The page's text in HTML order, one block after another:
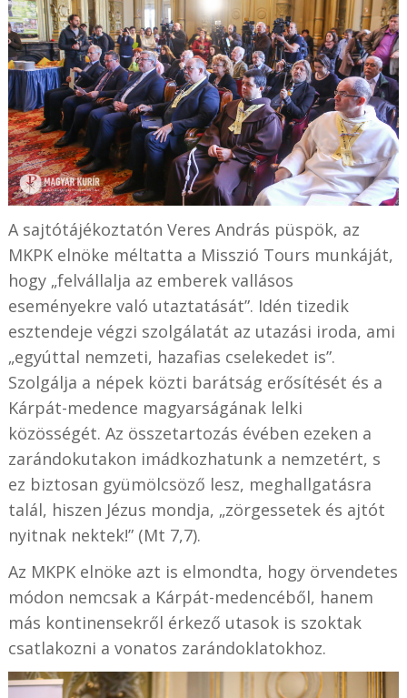
A sajtótájékoztatón Veres András püspök, az
MKPK elnöke méltatta a Misszió Tours munkáját,
hogy „felvállalja az emberek vallásos
eseményekre való utaztatását”. Idén tizedik
esztendeje végzi szolgálatát az utazási iroda, ami
„egyúttal nemzeti, hazafias cselekedet is”.
Szolgálja a népek közti barátság erősítését és a
Kárpát-medence magyarságának lelki
közösségét. Az összetartozás évében ezeken a
zarándokutakon imádkozhatunk a nemzetért, s
ez biztosan gyümölcsöző lesz, meghallgatásra
talál, hiszen Jézus mondja, „zörgessetek és ajtót
nyitnak nektek!” (Mt 7,7).
Az MKPK elnöke azt is elmondta, hogy örvendetes
módon nemcsak a Kárpát-medencéből, hanem
más kontinensekről érkező utasok is szoktak
csatlakozni a vonatos zarándoklatokhoz.